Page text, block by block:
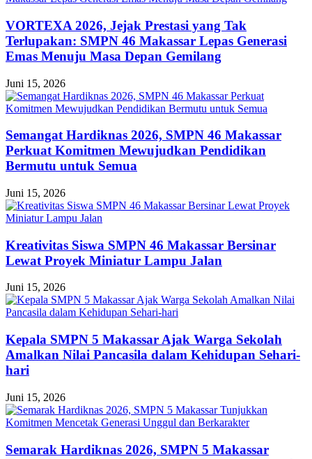
VORTEXA 2026, Jejak Prestasi yang Tak
Terlupakan: SMPN 46 Makassar Lepas Generasi
Emas Menuju Masa Depan Gemilang
Juni 15, 2026
Semangat Hardiknas 2026, SMPN 46 Makassar
Perkuat Komitmen Mewujudkan Pendidikan
Bermutu untuk Semua
Juni 15, 2026
Kreativitas Siswa SMPN 46 Makassar Bersinar
Lewat Proyek Miniatur Lampu Jalan
Juni 15, 2026
Kepala SMPN 5 Makassar Ajak Warga Sekolah
Amalkan Nilai Pancasila dalam Kehidupan Sehari-
hari
Juni 15, 2026
Semarak Hardiknas 2026, SMPN 5 Makassar